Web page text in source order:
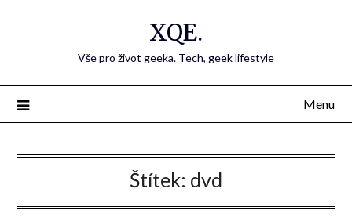
XQE.
Vše pro život geeka. Tech, geek lifestyle
Menu
Štítek: dvd